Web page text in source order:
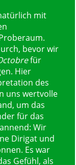
mit
bevor wir
für
Hier
des
uns wertvolle
um das
für das
Wir
Dirigat und
Es war
Gefühl, als